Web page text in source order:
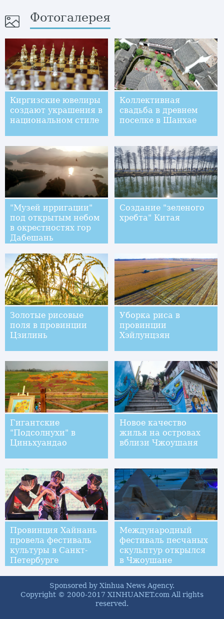
Фотогалерея
Киргизские ювелиры
создают украшения в
национальном стиле
Коллективная
свадьба в древнем
поселке в Шанхае
"Музей ирригации"
под открытым небом
в окрестностях гор
Дабешань
Создание "зеленого
хребта" Китая
Золотые рисовые
поля в провинции
Цзилинь
Уборка риса в
провинции
Хэйлунцзян
Гигантские
"Подсолнухи" в
Циньхуандао
Новое качество
жилья на островах
вблизи Чжоушаня
Провинция Хайнань
провела фестиваль
культуры в Санкт-
Петербурге
Международный
фестиваль песчаных
скульптур открылся
в Чжоушане
Sponsored by Xinhua News Agency.
Copyright © 2000-2017 XINHUANET.com All rights
reserved.